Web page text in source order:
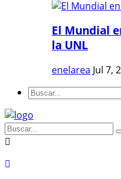
El Mundial
la UNL
enelarea Jul 7,